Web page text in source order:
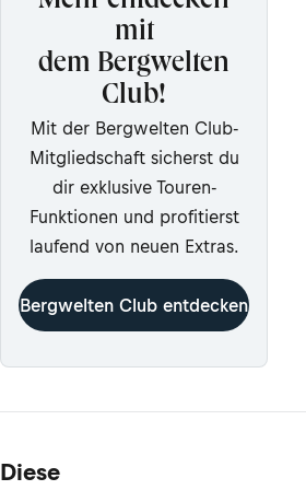
mit
dem Bergwelten
Club!
Mit der Bergwelten Club-
Mitgliedschaft sicherst du
dir exklusive Touren-
Funktionen und profitierst
laufend von neuen Extras.
Bergwelten Club entdecken
Diese